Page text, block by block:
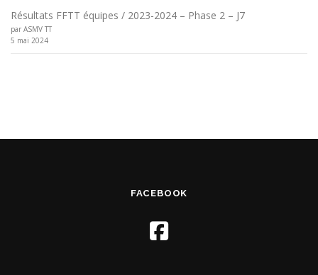
Résultats FFTT équipes / 2023-2024 – Phase 2 – J7
par ASMV TT
5 mai 2024
FACEBOOK